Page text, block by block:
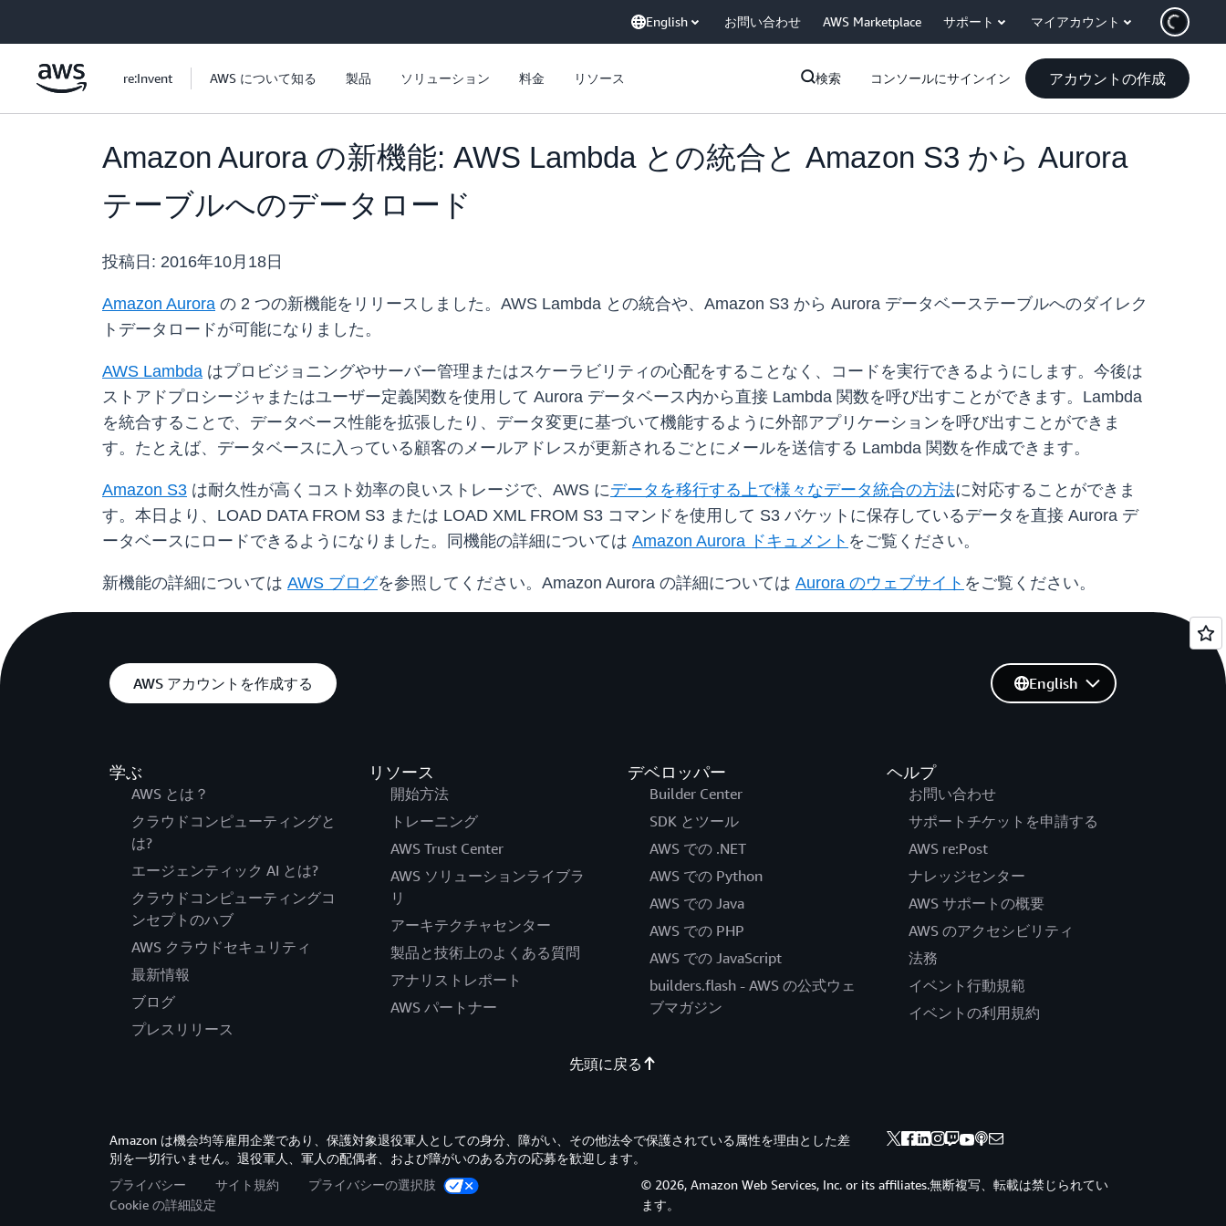
English お問い合わせ AWS Marketplace サポート マイアカウント
re:Invent AWS について知る 製品 ソリューション 料金 リソース 検索 コンソールにサインイン アカウントの作成
Amazon Aurora の新機能: AWS Lambda との統合と Amazon S3 から Aurora
テーブルへのデータロード
投稿日: 2016年10月18日
Amazon Aurora の 2 つの新機能をリリースしました。AWS Lambda との統合や、Amazon S3 から Aurora データベーステーブルへのダイレク
トデータロードが可能になりました。
AWS Lambda はプロビジョニングやサーバー管理またはスケーラビリティの心配をすることなく、コードを実行できるようにします。今後は
ストアドプロシージャまたはユーザー定義関数を使用して Aurora データベース内から直接 Lambda 関数を呼び出すことができます。Lambda
を統合することで、データベース性能を拡張したり、データ変更に基づいて機能するように外部アプリケーションを呼び出すことができま
す。たとえば、データベースに入っている顧客のメールアドレスが更新されるごとにメールを送信する Lambda 関数を作成できます。
Amazon S3 は耐久性が高くコスト効率の良いストレージで、AWS にデータを移行する上で様々なデータ統合の方法に対応することができま
す。本日より、LOAD DATA FROM S3 または LOAD XML FROM S3 コマンドを使用して S3 バケットに保存しているデータを直接 Aurora デ
ータベースにロードできるようになりました。同機能の詳細については Amazon Aurora ドキュメント をご覧ください。
新機能の詳細については AWS ブログを参照してください。Amazon Aurora の詳細については Aurora のウェブサイト をご覧ください。
AWS アカウントを作成する
学ぶ
AWS とは？
クラウドコンピューティングと
は?
エージェンティック AI とは?
クラウドコンピューティングコ
ンセプトのハブ
AWS クラウドセキュリティ
最新情報
ブログ
プレスリリース
リソース
開始方法
トレーニング
AWS Trust Center
AWS ソリューションライブラ
リ
アーキテクチャセンター
製品と技術上のよくある質問
アナリストレポート
AWS パートナー
デベロッパー
Builder Center
SDK とツール
AWS での .NET
AWS での Python
AWS での Java
AWS での PHP
AWS での JavaScript
builders.flash - AWS の公式ウェ
ブマガジン
ヘルプ
お問い合わせ
サポートチケットを申請する
AWS re:Post
ナレッジセンター
AWS サポートの概要
AWS のアクセシビリティ
法務
イベント行動規範
イベントの利用規約
English
先頭に戻る
Amazon は機会均等雇用企業であり、保護対象退役軍人としての身分、障がい、その他法令で保護されている属性を理由とした差
別を一切行いません。退役軍人、軍人の配偶者、および障がいのある方の応募を歓迎します。
プライバシー
サイト規約
プライバシーの選択肢
Cookie の詳細設定
© 2026, Amazon Web Services, Inc. or its affiliates.無断複写、転載は禁じられてい
ます。